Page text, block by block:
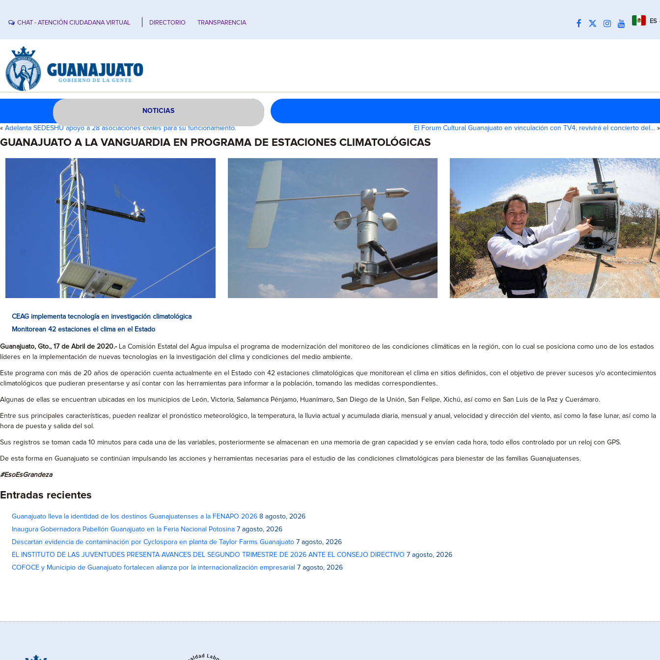
CHAT - ATENCIÓN CIUDADANA VIRTUAL DIRECTORIO TRANSPARENCIA ES
NOTICIAS
« Adelanta SEDESHU apoyo a 28 asociaciones civiles para su funcionamiento. El Forum Cultural Guanajuato en vinculación con TV4, revivirá el concierto del… »
GUANAJUATO A LA VANGUARDIA EN PROGRAMA DE ESTACIONES CLIMATOLÓGICAS
CEAG implementa tecnología en investigación climatológica
Monitorean 42 estaciones el clima en el Estado
Guanajuato, Gto., 17 de Abril de 2020.- La Comisión Estatal del Agua impulsa el programa de modernización del monitoreo de las condiciones climáticas en la región, con lo cual se posiciona como uno de los estados
líderes en la implementación de nuevas tecnologías en la investigación del clima y condiciones del medio ambiente.
Este programa con más de 20 años de operación cuenta actualmente en el Estado con 42 estaciones climatológicas que monitorean el clima en sitios definidos, con el objetivo de prever sucesos y/o acontecimientos
climatológicos que pudieran presentarse y así contar con las herramientas para informar a la población, tomando las medidas correspondientes.
Algunas de ellas se encuentran ubicadas en los municipios de León, Victoria, Salamanca Pénjamo, Huanímaro, San Diego de la Unión, San Felipe, Xichú, así como en San Luis de la Paz y Cuerámaro.
Entre sus principales características, pueden realizar el pronóstico meteorológico, la temperatura, la lluvia actual y acumulada diaria, mensual y anual, velocidad y dirección del viento, así como la fase lunar, así como la
hora de puesta y salida del sol.
Sus registros se toman cada 10 minutos para cada una de las variables, posteriormente se almacenan en una memoria de gran capacidad y se envían cada hora, todo ellos controlado por un reloj con GPS.
De esta forma en Guanajuato se continúan impulsando las acciones y herramientas necesarias para el estudio de las condiciones climatológicas para bienestar de las familias Guanajuatenses.
#EsoEsGrandeza
Entradas recientes
Guanajuato lleva la identidad de los destinos Guanajuatenses a la FENAPO 2026 8 agosto, 2026
Inaugura Gobernadora Pabellón Guanajuato en la Feria Nacional Potosina 7 agosto, 2026
Descartan evidencia de contaminación por Cyclospora en planta de Taylor Farms Guanajuato 7 agosto, 2026
EL INSTITUTO DE LAS JUVENTUDES PRESENTA AVANCES DEL SEGUNDO TRIMESTRE DE 2026 ANTE EL CONSEJO DIRECTIVO 7 agosto, 2026
COFOCE y Municipio de Guanajuato fortalecen alianza por la internacionalización empresarial 7 agosto, 2026